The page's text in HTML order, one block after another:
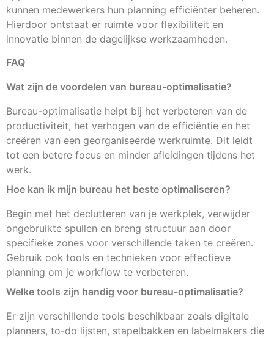
kunnen medewerkers hun planning efficiënter beheren.
Hierdoor ontstaat er ruimte voor flexibiliteit en
innovatie binnen de dagelijkse werkzaamheden.
FAQ
Wat zijn de voordelen van bureau-optimalisatie?
Bureau-optimalisatie helpt bij het verbeteren van de
productiviteit, het verhogen van de efficiëntie en het
creëren van een georganiseerde werkruimte. Dit leidt
tot een betere focus en minder afleidingen tijdens het
werk.
Hoe kan ik mijn bureau het beste optimaliseren?
Begin met het declutteren van je werkplek, verwijder
ongebruikte spullen en breng structuur aan door
specifieke zones voor verschillende taken te creëren.
Gebruik ook tools en technieken voor effectieve
planning om je workflow te verbeteren.
Welke tools zijn handig voor bureau-optimalisatie?
Er zijn verschillende tools beschikbaar zoals digitale
planners, to-do lijsten, stapelbakken en labelmakers die